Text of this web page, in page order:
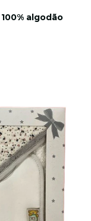
algodão